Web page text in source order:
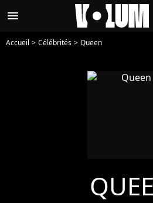
menu
Accueil Célébrités Queen